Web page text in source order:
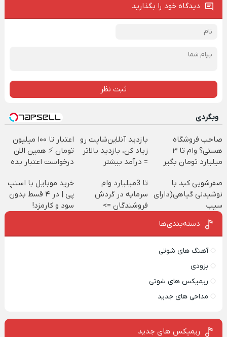
دیدگاه خود را بگذارید
ثبت نظر
وبگردی
صاحب فروشگاه
هستی؟ وام تا ۳
میلیارد تومان بگیر
بازدید آنلاین‌شاپت رو
زیاد کن، بازدید بالاتر
= درآمد بیشتر
اعتبار تا ۱۰۰ میلیون
تومان ⚡ همین الان
درخواست اعتبار بده
صفرشویی کبد با
نوشیدنی گیاهی(دارای
سیب
سلامت+55تخفیف)
تا 3میلیارد وام
سرمایه در گردش
فروشندگان =>
خرید موبایل با اسنپ
پی | در ۴ قسط بدون
سود و کارمزد!
دسته‌بندی‌ها
آهنگ های شوتی
بزودی
ریمیکس های شوتی
مداحی های جدید
ریمیکس‌ های جدید